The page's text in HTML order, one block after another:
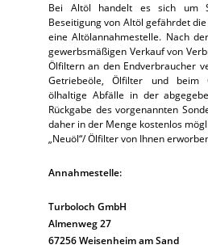
Bei Altöl handelt es sich um
Beseitigung von Altöl gefährdet
eine Altölannahmestelle. Nach
gewerbsmäßigen Verkauf von
Ölfiltern an den Endverbraucher
Getriebeöle, Ölfilter und beim
ölhaltige Abfälle in der
Rückgabe des vorgenannten
daher in der Menge kostenlos
„Neuöl“/ Ölfilter von Ihnen
Annahmestelle:
Turboloch GmbH
Almenweg 27
67256 Weisenheim am Sand